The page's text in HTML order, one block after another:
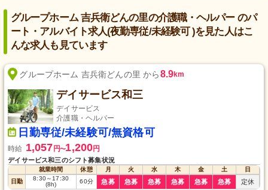
グループホーム 吉兵衛どんの里の介護職・ヘルパー のパ
ート・アルバイト求人(夜勤専従/未経験可 )を見た人はこ
んな求人も見ています
グループホーム 吉兵衛どんの里 から8.9km
デイサービス和三
デイサービス
介護職・ヘルパー
日勤専従/未経験可/無資格可
時給 1,057 円〜1,200円
デイサービス和三のシフト募集状況
就業時間 休憩 月 火 水 木 金 土
日
日勤
8:30～ 17:30
(8h)
60分 急募 急募 急募 急募 急募 急募 定休